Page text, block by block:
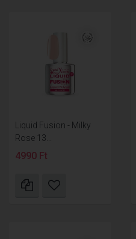
Liquid Fusion - Milky
Rose 13...
4990 Ft